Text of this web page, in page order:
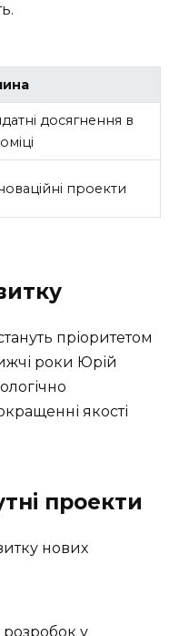
досягнення в
проекти
пріоритетом
роки Юрій
якості
проекти
нових
розробок у